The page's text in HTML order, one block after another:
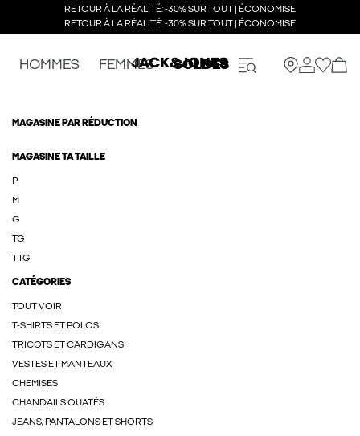
RETOUR À LA RÉALITÉ: -30% SUR TOUT | ÉCONOMISE
RETOUR À LA RÉALITÉ: -30% SUR TOUT | ÉCONOMISE
HOMMES FEMMES SOLDES
MAGASINE PAR RÉDUCTION
MAGASINE TA TAILLE
P
M
G
TG
TTG
CATÉGORIES
TOUT VOIR
T-SHIRTS ET POLOS
TRICOTS ET CARDIGANS
VESTES ET MANTEAUX
CHEMISES
CHANDAILS OUATÉS
JEANS, PANTALONS ET SHORTS